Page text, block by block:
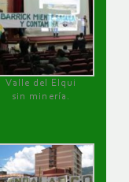
Valle del Elqui
sin minería.